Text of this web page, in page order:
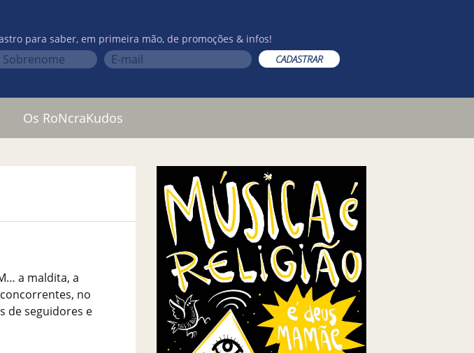
para saber, em primeira mão, de promoções & infos!
Os RoNcraKudos
a maldita, a
no
de seguidores e